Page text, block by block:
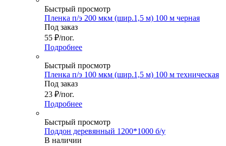
Быстрый просмотр
Пленка п/э 200 мкм (шир.1,5 м) 100 м черная
Под заказ
55 ₽/пог.
Подробнее
Быстрый просмотр
Пленка п/э 100 мкм (шир.1,5 м) 100 м техническая
Под заказ
23 ₽/пог.
Подробнее
Быстрый просмотр
Поддон деревянный 1200*1000 б/у
В наличии